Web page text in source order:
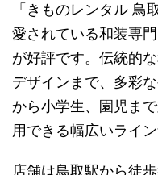
「きものレンタル 鳥
愛されている和装専
が好評です。伝統的
デザインまで、多彩
から小学生、園児ま
用できる幅広いライ
店舗は鳥取駅から徒